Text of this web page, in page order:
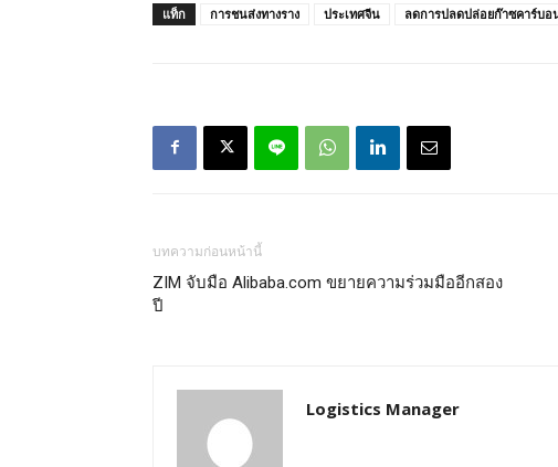
แท็ก การชนส่งทางราง ประเทศจีน ลดการปลดปล่อยก๊าซคาร์บอ
บทความก่อนหน้านี้
ZIM จับมือ Alibaba.com ขยายความร่วมมืออีกสอง
ปี
Logistics Manager